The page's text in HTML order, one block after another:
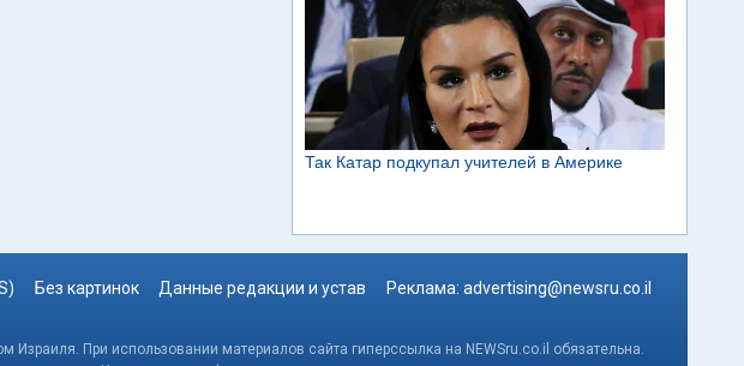
Без картинок Данные редакции и устав Реклама: advertising@newsru.co.il
При использовании материалов сайта гиперссылка на NEWSru.co.il обязательна.